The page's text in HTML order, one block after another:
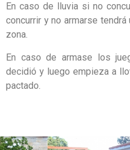
En caso de lluvia si no
concurrir y no armarse
zona.
En caso de armase los
decidió y luego empieza a
pactado.